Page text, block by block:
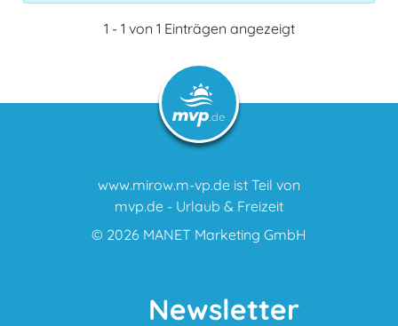
1 - 1 von 1 Einträgen angezeigt
www.mirow.m-vp.de ist Teil von
mvp.de - Urlaub & Freizeit
© 2026 MANET Marketing GmbH
Newsletter